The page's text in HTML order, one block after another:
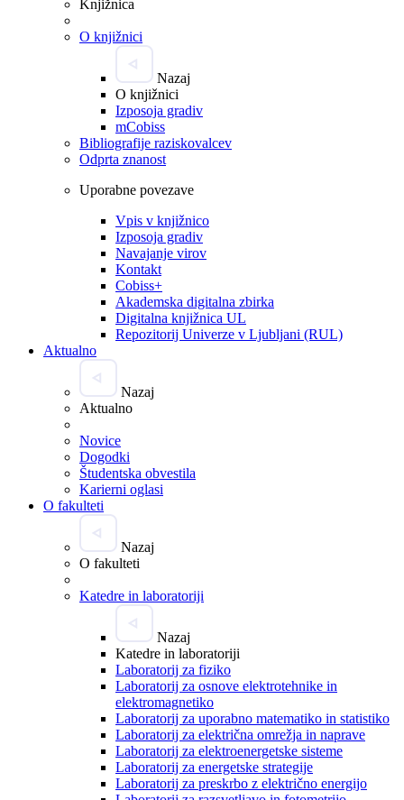
Knjižnica
O knjižnici
Nazaj
O knjižnici
Izposoja gradiv
mCobiss
Bibliografije raziskovalcev
Odprta znanost
Uporabne povezave
Vpis v knjižnico
Izposoja gradiv
Navajanje virov
Kontakt
Cobiss+
Akademska digitalna zbirka
Digitalna knjižnica UL
Repozitorij Univerze v Ljubljani (RUL)
Aktualno
Nazaj
Aktualno
Novice
Dogodki
Študentska obvestila
Karierni oglasi
O fakulteti
Nazaj
O fakulteti
Katedre in laboratoriji
Nazaj
Katedre in laboratoriji
Laboratorij za fiziko
Laboratorij za osnove elektrotehnike in
elektromagnetiko
Laboratorij za uporabno matematiko in statistiko
Laboratorij za električna omrežja in naprave
Laboratorij za elektroenergetske sisteme
Laboratorij za energetske strategije
Laboratorij za preskrbo z električno energijo